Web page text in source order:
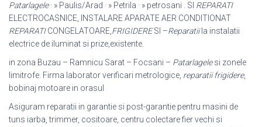
Patarlagele· » Paulis/Arad · » Petrila · » petrosani . SI REPARATI
ELECTROCASNICE, INSTALARE APARATE AER CONDITIONAT
REPARATICONGELATOARE, FRIGIDERESI –Reparatiila instalatii
electrice de iluminat si prize,existente.
in zona Buzau – Ramnicu Sarat – Focsani – Patarlagelesi zonele
limitrofe. Firma laborator verificari metrologice, reparatii frigidere,
bobinaj motoare in orasul
Asiguram reparatii in garantie si post-garantie pentru masini de
tuns iarba, trimmer, cositoare, centru colectare fier vechi si